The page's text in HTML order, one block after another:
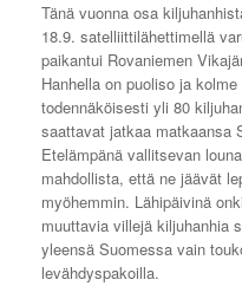
Tänä vuonna osa
18.9. satelliittilähettimellä
paikantui Rovaniemen
Hanhella on puoliso ja
todennäköisesti yli 80
saattavat jatkaa matkaansa
Etelämpänä vallitsevan
mahdollista, että ne jäävät
myöhemmin. Lähipäivinä
muuttavia villejä kiljuhanhia
yleensä Suomessa vain
levähdyspakoilla.